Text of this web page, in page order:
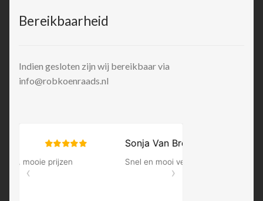
Bereikbaarheid
Indien gesloten zijn wij bereikbaar via
info@robkoenraads.nl